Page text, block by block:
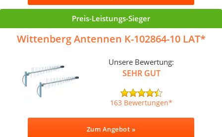
Preis-Leistungs-Sieger
Wittenberg Antennen K-102864-10 LAT
Unsere Bewertung:
SEHR GUT
163 Bewertungen
Zum Angebot »